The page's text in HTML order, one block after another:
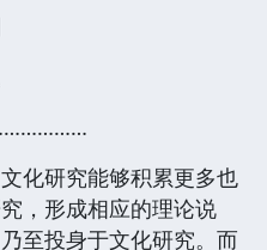
化研究能够积累更多也
，形成相应的理论说
至投身于文化研究。而